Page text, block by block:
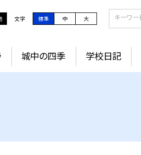
文字 標準 中 大
城中の四季 学校日記